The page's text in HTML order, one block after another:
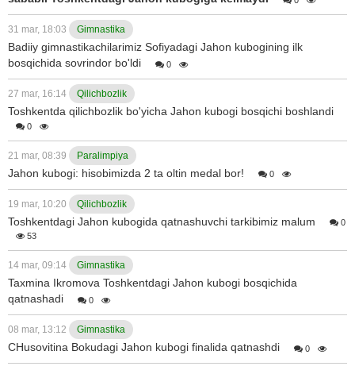
31 mar, 18:03 Gimnastika
Badiiy gimnastikachilarimiz Sofiyadagi Jahon kubogining ilk
bosqichida sovrindor bo'ldi
0
27 mar, 16:14 Qilichbozlik
Toshkentda qilichbozlik bo'yicha Jahon kubogi bosqichi boshlandi
0
21 mar, 08:39 Paralimpiya
Jahon kubogi: hisobimizda 2 ta oltin medal bor! 0
19 mar, 10:20 Qilichbozlik
Toshkentdagi Jahon kubogida qatnashuvchi tarkibimiz malum
0
53
14 mar, 09:14 Gimnastika
Taxmina Ikromova Toshkentdagi Jahon kubogi bosqichida
qatnashadi
0
08 mar, 13:12 Gimnastika
CHusovitina Bokudagi Jahon kubogi finalida qatnashdi 0